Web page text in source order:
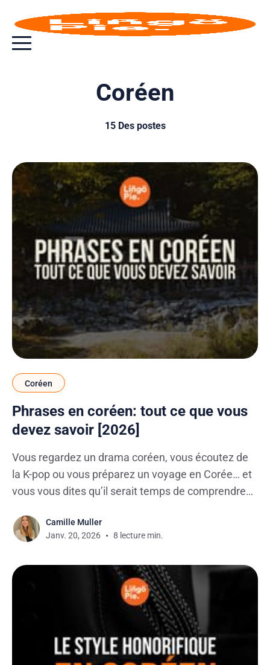
Bouton bascule de menu
Coréen
15 Des postes
Coréen
Phrases en coréen: tout ce que vous
devez savoir [2026]
Vous regardez un drama coréen, vous écoutez de
la K-pop ou vous préparez un voyage en Corée… et
vous vous dites qu’il serait temps de comprendre
savoir apprendre le coréen avec des phrases, c’est
la méthode la plus rapide pour progresser
Camille Muller
Janv. 20, 2026
8 lecture min.